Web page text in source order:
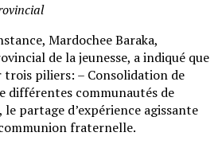
Mardochee Baraka,
de la jeunesse, a indiqué que
trois piliers: – Consolidation de
différentes communautés de
partage d’expérience agissante
fraternelle.